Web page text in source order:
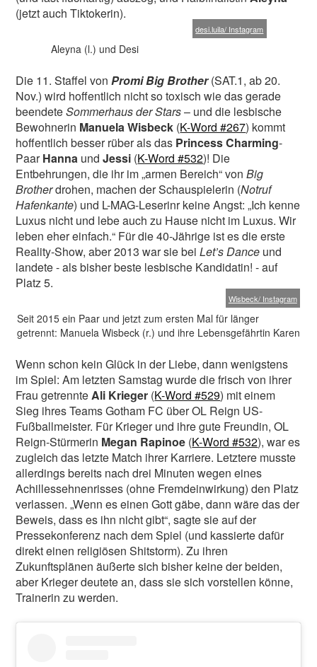
(jetzt auch Tiktokerin).
desi.luila/ Instagram
Aleyna (l.) und Desi
Die 11. Staffel vonPromi Big Brother(SAT.1, ab 20.
Nov.) wird hoffentlich nicht so toxisch wie das gerade
beendeteSommerhaus der Stars– und die lesbische
Bewohnerin Manuela Wisbeck (K-Word #267) kommt
hoffentlich besser rüber als das Princess Charming-
PaarHanna undJessi (K-Word #532)! Die
Entbehrungen, die ihr im „armen Bereich“ vonBig
Brotherdrohen, machen der Schauspielerin (Notruf
Hafenkante) und L-MAG-Leserinr keine Angst: „Ich kenne
Luxus nicht und lebe auch zu Hause nicht im Luxus. Wir
leben eher einfach.“ Für die 40-Jährige ist es die erste
Reality-Show, aber 2013 war sie beiLet’s Dance und
landete - als bisher beste lesbische Kandidatin! - auf
Platz 5.
Wisbeck/ Instagram
Seit 2015 ein Paar und jetzt zum ersten Mal für länger
getrennt: Manuela Wisbeck (r.) und ihre Lebensgefährtin Karen
Wenn schon kein Glück in der Liebe, dann wenigstens
im Spiel: Am letzten Samstag wurde die frisch von ihrer
Frau getrennteAli Krieger (K-Word #529) mit einem
Sieg ihres Teams Gotham FC über OL Reign US-
Fußballmeister. Für Krieger und ihre gute Freundin, OL
Reign-Stürmerin Megan Rapinoe (K-Word #532), war es
zugleich das letzte Match ihrer Karriere. Letztere musste
allerdings bereits nach drei Minuten wegen eines
Achillessehnenrisses (ohne Fremdeinwirkung) den Platz
verlassen. „Wenn es einen Gott gäbe, dann wäre das der
Beweis, dass es ihn nicht gibt“, sagte sie auf der
Pressekonferenz nach dem Spiel (und kassierte dafür
direkt einen religiösen Shitstorm). Zu ihren
Zukunftsplänen äußerte sich bisher keine der beiden,
aber Krieger deutete an, dass sie sich vorstellen könne,
Trainerin zu werden.